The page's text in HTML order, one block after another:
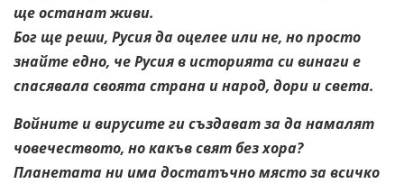
ще останат живи.
Бог ще реши, Русия да оцелее или не, но просто
знайте едно, че Русия в историята си винаги е
спасявала своята страна и народ, дори и света.
Войните и вирусите ги създават за да намалят
човечеството, но какъв свят без хора?
Планетата ни има достатъчно място за всичко